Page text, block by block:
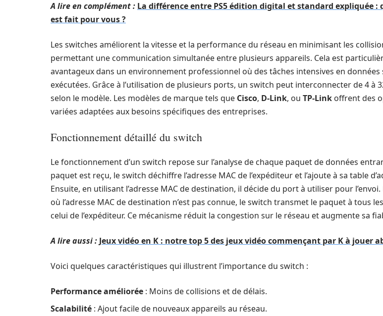
A lire en complément : La différence entre PS5 édition digital et standard expliquée :
est fait pour vous ?
Les switches améliorent la vitesse et la performance du réseau en minimisant les
permettant une communication simultanée entre plusieurs appareils. Cela est
avantageux dans un environnement professionnel où des tâches intensives en
exécutées. Grâce à l’utilisation de plusieurs ports, un switch peut interconnecter de 4 à
selon le modèle. Les modèles de marque tels que Cisco, D-Link, ou TP-Link offrent des
variées adaptées aux besoins spécifiques des entreprises.
Fonctionnement détaillé du switch
Le fonctionnement d’un switch repose sur l’analyse de chaque paquet de données
paquet est reçu, le switch déchiffre l’adresse MAC de l’expéditeur et l’ajoute à sa table
Ensuite, en utilisant l’adresse MAC de destination, il décide du port à utiliser pour l’envoi.
où l’adresse MAC de destination n’est pas connue, le switch transmet le paquet à tous
celui de l’expéditeur. Ce mécanisme réduit la congestion sur le réseau et augmente sa
A lire aussi : Jeux vidéo en K : notre top 5 des jeux vidéo commençant par K à jouer
Voici quelques caractéristiques qui illustrent l’importance du switch :
Performance améliorée : Moins de collisions et de délais.
Scalabilité : Ajout facile de nouveaux appareils au réseau.